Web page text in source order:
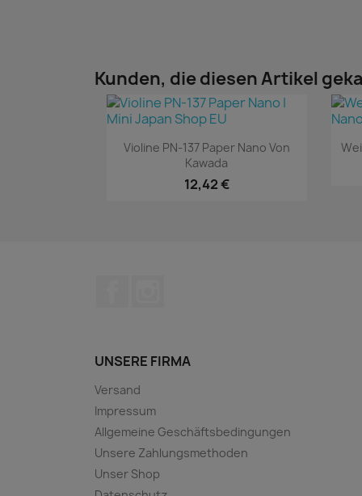
Kunden, die diesen Artikel
Vorschau
Violine PN-137 Paper Nano Von
Kawada
12,42 €
UNSERE FIRMA
Versand
Impressum
Allgemeine Geschäftsbedingungen
Unsere Zahlungsmethoden
Unser Shop